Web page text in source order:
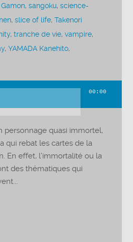
Gamon,sangoku,science-
,slice of life,Takenori
,tranche de vie,vampire,
,YAMADA Kanehito,
00:00
personnage quasi immortel,
qui rebat les cartes de la
En effet, l’immortalité ou la
des thématiques qui